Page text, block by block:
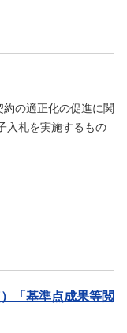
の適正化の促進に関
入札を実施するもの
「基準点成果等閲